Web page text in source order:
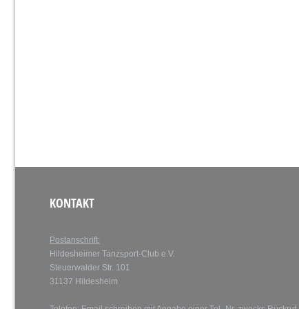
KONTAKT
Postanschrift:
Hildesheimer Tanzsport-Club e.V.
Steuerwalder Str. 101
31137 Hildesheim